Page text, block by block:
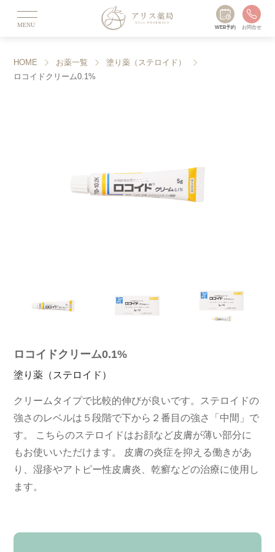
MENU WEB予約 お問合せ
HOME お薬一覧
塗り薬（ステロイド）
ロコイドクリーム0.1%
ロコイドクリーム0.1%
塗り薬（ステロイド）
クリームタイプで比較的伸びが良いです。ステロイドの
強さのレベルは５段階で下から２番目の強さ「中間」で
す。 こちらのステロイドはお顔など皮膚が薄い部分に
もお使いいただけます。 皮膚の炎症を抑える働きがあ
り、湿疹やアトピー性皮膚炎、乾癬などの治療に使用し
ます。